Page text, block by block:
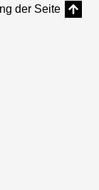
der Seite